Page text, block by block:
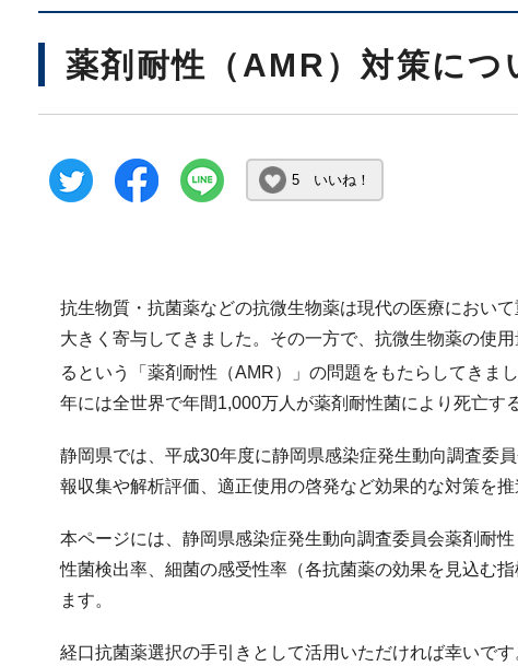
薬剤耐性（AMR）対策につ
5 いいね！
抗生物質・抗菌薬などの抗微生物薬は現代の医療におい
大きく寄与してきました。その一方で、抗微生物薬の使
るという「薬剤耐性（AMR）」の問題をもたらしてきま
年には全世界で年間1,000万人が薬剤耐性菌により死亡す
静岡県では、平成30年度に静岡県感染症発生動向調査委
報収集や解析評価、適正使用の啓発など効果的な対策を推
本ページには、静岡県感染症発生動向調査委員会薬剤耐
性菌検出率、細菌の感受性率（各抗菌薬の効果を見込む
ます。
経口抗菌薬選択の手引きとして活用いただければ幸いです